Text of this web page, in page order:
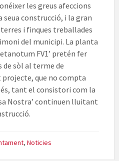
les greus afeccions
seua construcció, i la gran
i finques treballades
del municipi. La planta
FV1’ pretén fer
de sòl al terme de
projecte, que no compta
tant el consistori com la
Nostra’ continuen lluitant
, Noticies